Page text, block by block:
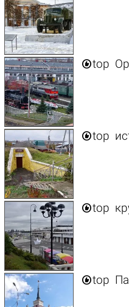
top
top
top
top